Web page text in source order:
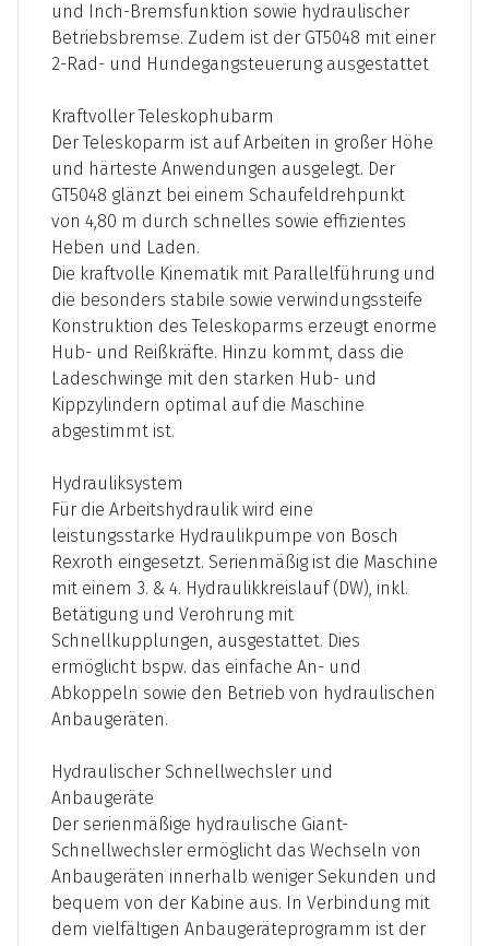
und Inch-Bremsfunktion sowie hydraulischer
Betriebsbremse. Zudem ist der GT5048 mit einer
2-Rad- und Hundegangsteuerung ausgestattet
Kraftvoller Teleskophubarm
Der Teleskoparm ist auf Arbeiten in großer Höhe
und härteste Anwendungen ausgelegt. Der
GT5048 glänzt bei einem Schaufeldrehpunkt
von 4,80 m durch schnelles sowie effizientes
Heben und Laden.
Die kraftvolle Kinematik mit Parallelführung und
die besonders stabile sowie verwindungssteife
Konstruktion des Teleskoparms erzeugt enorme
Hub- und Reißkräfte. Hinzu kommt, dass die
Ladeschwinge mit den starken Hub- und
Kippzylindern optimal auf die Maschine
abgestimmt ist.
Hydrauliksystem
Für die Arbeitshydraulik wird eine
leistungsstarke Hydraulikpumpe von Bosch
Rexroth eingesetzt. Serienmäßig ist die Maschine
mit einem 3. & 4. Hydraulikkreislauf (DW), inkl.
Betätigung und Verohrung mit
Schnellkupplungen, ausgestattet. Dies
ermöglicht bspw. das einfache An- und
Abkoppeln sowie den Betrieb von hydraulischen
Anbaugeräten.
Hydraulischer Schnellwechsler und
Anbaugeräte
Der serienmäßige hydraulische Giant-
Schnellwechsler ermöglicht das Wechseln von
Anbaugeräten innerhalb weniger Sekunden und
bequem von der Kabine aus. In Verbindung mit
dem vielfältigen Anbaugeräteprogramm ist der